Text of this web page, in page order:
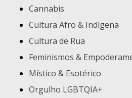
Cannabis
Cultura Afro & Indígena
Cultura de Rua
Feminismos &
Místico & Esotérico
Orgulho LGBTQIA+